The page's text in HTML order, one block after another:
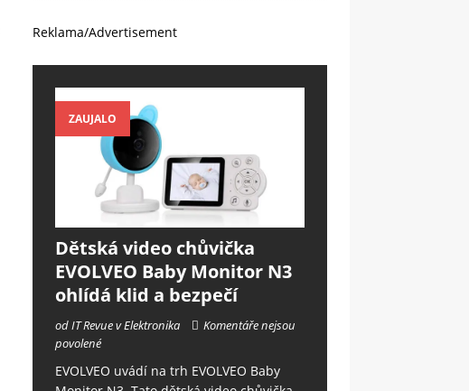
Reklama/Advertisement
ZAUJALO
Dětská video chůvička
EVOLVEO Baby Monitor N3
ohlídá klid a bezpečí
od IT Revue v Elektronika
Komentáře nejsou
povolené
EVOLVEO uvádí na trh EVOLVEO Baby